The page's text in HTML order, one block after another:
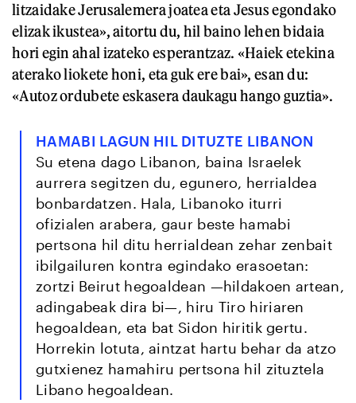
litzaidake Jerusalemera joatea eta Jesus egondako
elizak ikustea», aitortu du, hil baino lehen bidaia
hori egin ahal izateko esperantzaz. «Haiek etekina
aterako liokete honi, eta guk ere bai», esan du:
«Autoz ordubete eskasera daukagu hango guztia».
HAMABI LAGUN HIL DITUZTE LIBANON
Su etena dago Libanon, baina Israelek
aurrera segitzen du, egunero, herrialdea
bonbardatzen. Hala, Libanoko iturri
ofizialen arabera, gaur beste hamabi
pertsona hil ditu herrialdean zehar zenbait
ibilgailuren kontra egindako erasoetan:
zortzi Beirut hegoaldean —hildakoen artean,
adingabeak dira bi—, hiru Tiro hiriaren
hegoaldean, eta bat Sidon hiritik gertu.
Horrekin lotuta, aintzat hartu behar da atzo
gutxienez hamahiru pertsona hil zituztela
Libano hegoaldean.